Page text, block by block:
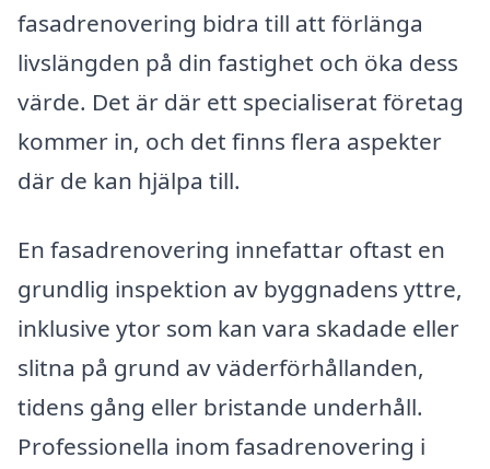
fasadrenovering bidra till att förlänga
livslängden på din fastighet och öka dess
värde. Det är där ett specialiserat företag
kommer in, och det finns flera aspekter
där de kan hjälpa till.
En fasadrenovering innefattar oftast en
grundlig inspektion av byggnadens yttre,
inklusive ytor som kan vara skadade eller
slitna på grund av väderförhållanden,
tidens gång eller bristande underhåll.
Professionella inom fasadrenovering i